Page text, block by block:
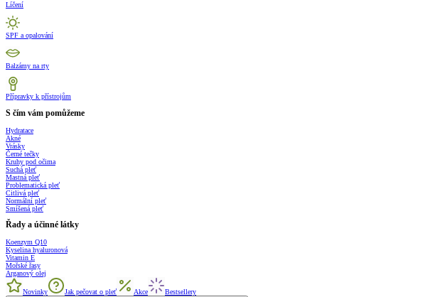
Líčení
SPF a opalování
Balzámy na rty
Přípravky k přístrojům
S čím vám pomůžeme
Hydratace
Akné
Vrásky
Černé tečky
Kruhy pod očima
Suchá pleť
Mastná pleť
Problematická pleť
Citlivá pleť
Normální pleť
Smíšená pleť
Řady a účinné látky
Koenzym Q10
Kyselina hyaluronová
Vitamin E
Mořské řasy
Arganový olej
Novinky Jak pečovat o pleť Akce Bestsellery